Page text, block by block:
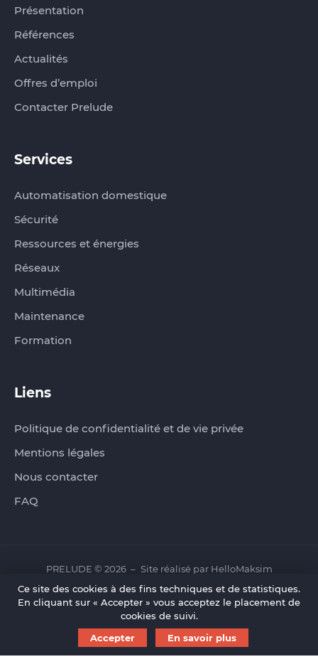
Présentation
Références
Actualités
Offres d’emploi
Contacter Prelude
Services
Automatisation domestique
Sécurité
Ressources et énergies
Réseaux
Multimédia
Maintenance
Formation
Liens
Politique de confidentialité et de vie privée
Mentions légales
Nous contacter
FAQ
PRELUDE © 2026 Site réalisé par HelloMaksim
Ce site des cookies à des fins techniques et de statistiques.
En cliquant sur « Accepter » vous acceptez le placement de
cookies de suivi.
Accepter
En savoir plus